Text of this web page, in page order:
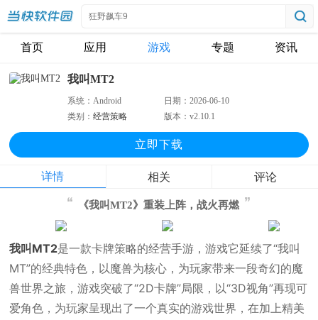
首页 应用 游戏 专题 资讯
我叫MT2
系统：Android 日期：2026-06-10
类别：经营策略 版本：v2.10.1
立即下载
详情 相关 评论
《我叫MT2》重装上阵，战火再燃
我叫MT2是一款卡牌策略的经营手游，游戏它延续了“我叫
MT”的经典特色，以魔兽为核心，为玩家带来一段奇幻的魔
兽世界之旅，游戏突破了“2D卡牌”局限，以“3D视角”再现可
爱角色，为玩家呈现出了一个真实的游戏世界，在加上精美